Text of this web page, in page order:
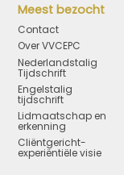
Meest bezocht
Contact
Over VVCEPC
Nederlandstalig
Tijdschrift
Engelstalig
tijdschrift
Lidmaatschap en
erkenning
Cliëntgericht-
experiëntiële visie